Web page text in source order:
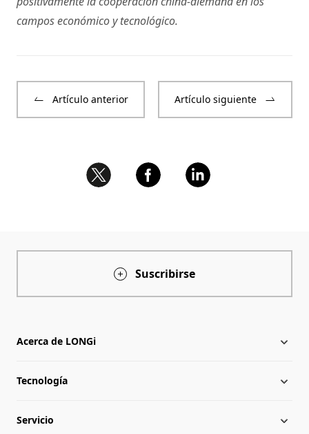
campos económico y tecnológico.
Artículo anterior Artículo siguiente
Suscribirse
Acerca de LONGi
Acerca de LONGi
Hito
Tecnología
Novedades
Servicio